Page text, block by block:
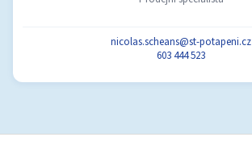
nicolas.scheans@st-potapeni.cz
603 444 523